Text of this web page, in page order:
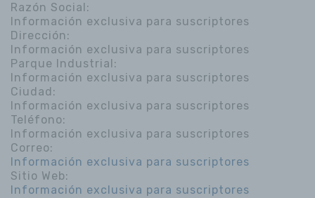
Razón Social:
Información exclusiva para suscriptores
Dirección:
Información exclusiva para suscriptores
Parque Industrial:
Información exclusiva para suscriptores
Ciudad:
Información exclusiva para suscriptores
Teléfono:
Información exclusiva para suscriptores
Correo:
Información exclusiva para suscriptores
Sitio Web:
Información exclusiva para suscriptores